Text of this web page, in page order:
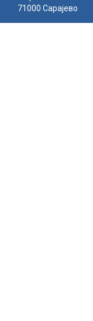
71000 Сарајево